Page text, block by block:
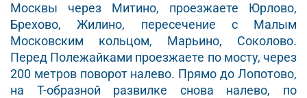
Москвы через Митино, проезжаете Юрлово,
Брехово, Жилино, пересечение с Малым
Московским кольцом, Марьино, Соколово.
Перед Полежайками проезжаете по мосту, через
200 метров поворот налево. Прямо до Лопотово,
на Т-образной развилке снова налево, по